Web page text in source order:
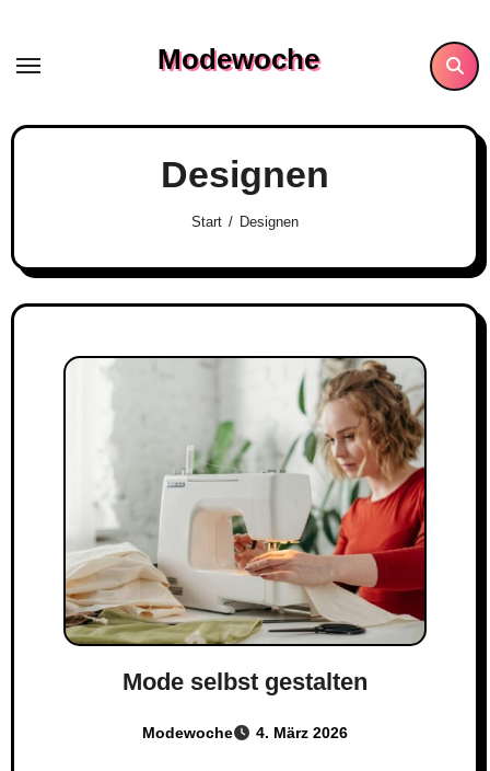
content
Modewoche
Designen
Start Designen
Mode selbst gestalten
Modewoche 4. März 2026